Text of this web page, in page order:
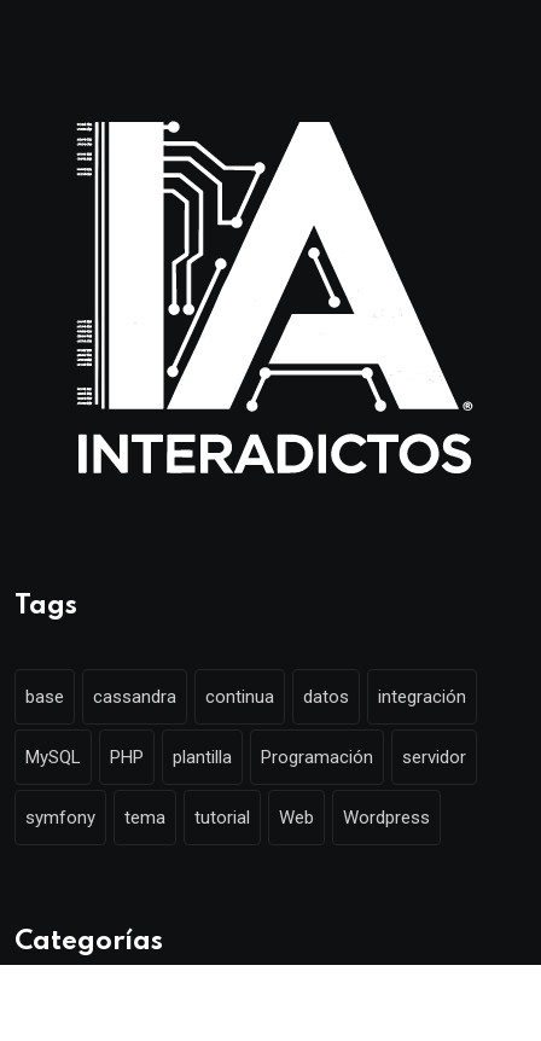
Tags
base cassandra continua datos integración
MySQL PHP plantilla Programación servidor
symfony tema tutorial Web Wordpress
Categorías